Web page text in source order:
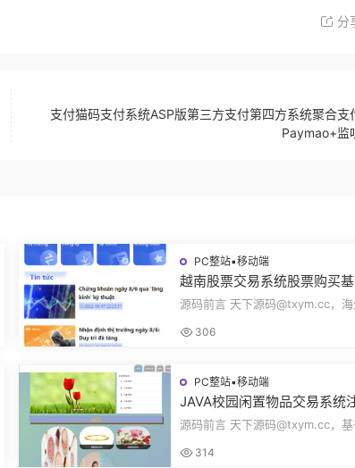
分
支付猫码支付系统ASP版第三方支付第四方系统聚合支
Paymao+监
PC整站▪移动端
越南股票交易系统股票购买
投资实时报价交易信息投资
源码前言 天下源码@txym.cc，
97.4M，1个...
306
PC整站▪移动端
JAVA校园闲置物品交易系统
登录发布物品搜索物品物品
源码前言 天下源码@txym.cc，
统，大小30.6M，...
314